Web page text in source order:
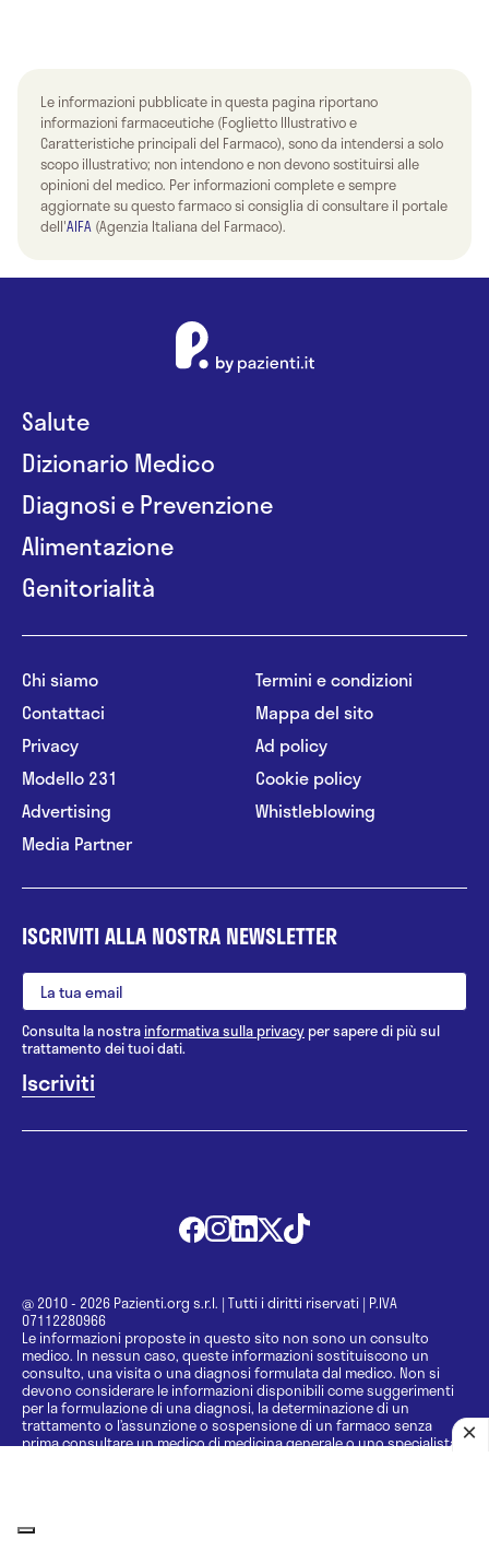
Le informazioni pubblicate in questa pagina riportano
informazioni farmaceutiche (Foglietto Illustrativo e
Caratteristiche principali del Farmaco), sono da intendersi a solo
scopo illustrativo; non intendono e non devono sostituirsi alle
opinioni del medico. Per informazioni complete e sempre
aggiornate su questo farmaco si consiglia di consultare il portale
dell'AIFA (Agenzia Italiana del Farmaco).
Salute
Dizionario Medico
Diagnosi e Prevenzione
Alimentazione
Genitorialità
Chi siamo
Contattaci
Privacy
Modello 231
Advertising
Media Partner
Termini e condizioni
Mappa del sito
Ad policy
Cookie policy
Whistleblowing
ISCRIVITI ALLA NOSTRA NEWSLETTER
Consulta la nostrainformativa sulla privacy per sapere di più sul
trattamento dei tuoi dati.
@ 2010 - 2026 Pazienti.org s.r.l. | Tutti i diritti riservati | P.IVA
07112280966
Le informazioni proposte in questo sito non sono un consulto
medico. In nessun caso, queste informazioni sostituiscono un
consulto, una visita o una diagnosi formulata dal medico. Non si
devono considerare le informazioni disponibili come suggerimenti
per la formulazione di una diagnosi, la determinazione di un
trattamento o l’assunzione o sospensione di un farmaco senza
prima consultare un medico di medicina generale o uno specialista.